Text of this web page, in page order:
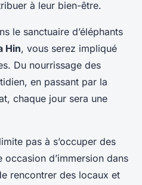
à leur bien-être.
le sanctuaire d’éléphants
Hin, vous serez impliqué
Du nourrissage des
en passant par la
chaque jour sera une
pas à s’occuper des
occasion d’immersion dans
rencontrer des locaux et